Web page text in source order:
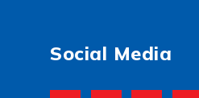
Social Media